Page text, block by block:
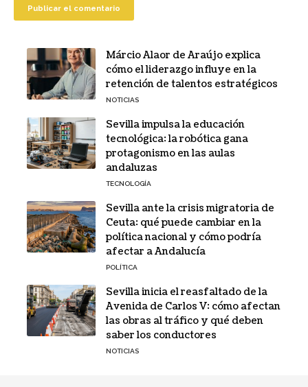
Márcio Alaor de Araújo explica
cómo el liderazgo influye en la
retención de talentos estratégicos
NOTICIAS
Sevilla impulsa la educación
tecnológica: la robótica gana
protagonismo en las aulas
andaluzas
TECNOLOGÍA
Sevilla ante la crisis migratoria de
Ceuta: qué puede cambiar en la
política nacional y cómo podría
afectar a Andalucía
POLÍTICA
Sevilla inicia el reasfaltado de la
Avenida de Carlos V: cómo afectan
las obras al tráfico y qué deben
saber los conductores
NOTICIAS